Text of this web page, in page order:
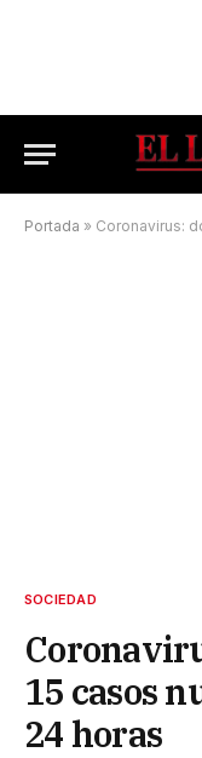
Portada » Coronavirus: dos
SOCIEDAD
15 casos
24 horas